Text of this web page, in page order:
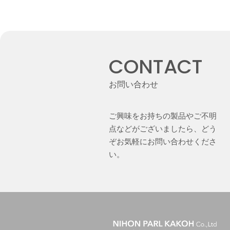
CONTACT
お問い合わせ
ご興味をお持ちの製品やご不明
点などがございましたら、どう
ぞお気軽にお問い合わせくださ
い。